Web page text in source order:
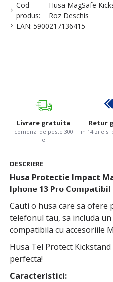
Cod
produs:
Husa MagSafe
Roz Deschis
EAN: 5900217136415
Livrare gratuita
comenzi de peste 300
lei
Retur
in 14 zile si
DESCRIERE
Husa Protectie Impact
Iphone 13 Pro Compatibil
Cauti o husa care sa
telefonul tau, sa includa
compatibila cu accesoriile
Husa Tel Protect
perfecta!
Caracteristici: